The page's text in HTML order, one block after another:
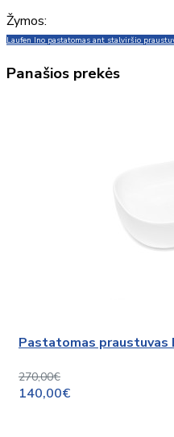
Žymos:
Laufen Ino pastatomas ant stalviršio
Panašios prekės
Pastatomas praustuvas
270,00€
140,00€